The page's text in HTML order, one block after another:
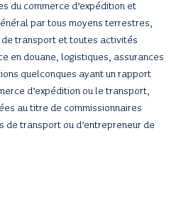
du commerce d’expédition et
par tous moyens terrestres,
transport et toutes activités
en douane, logistiques, assurances
quelconques ayant un rapport
d’expédition ou le transport,
au titre de commissionnaires
de transport ou d’entrepreneur de